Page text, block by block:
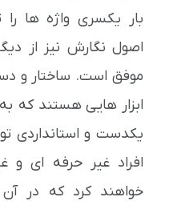
بار یکسری واژه ها را
اصول نگارش نیز از
موفق است. ساختار و
ابزار هایی هستند که
یکدست و استانداردی
افراد غیر حرفه ای و
خواهند کرد که در